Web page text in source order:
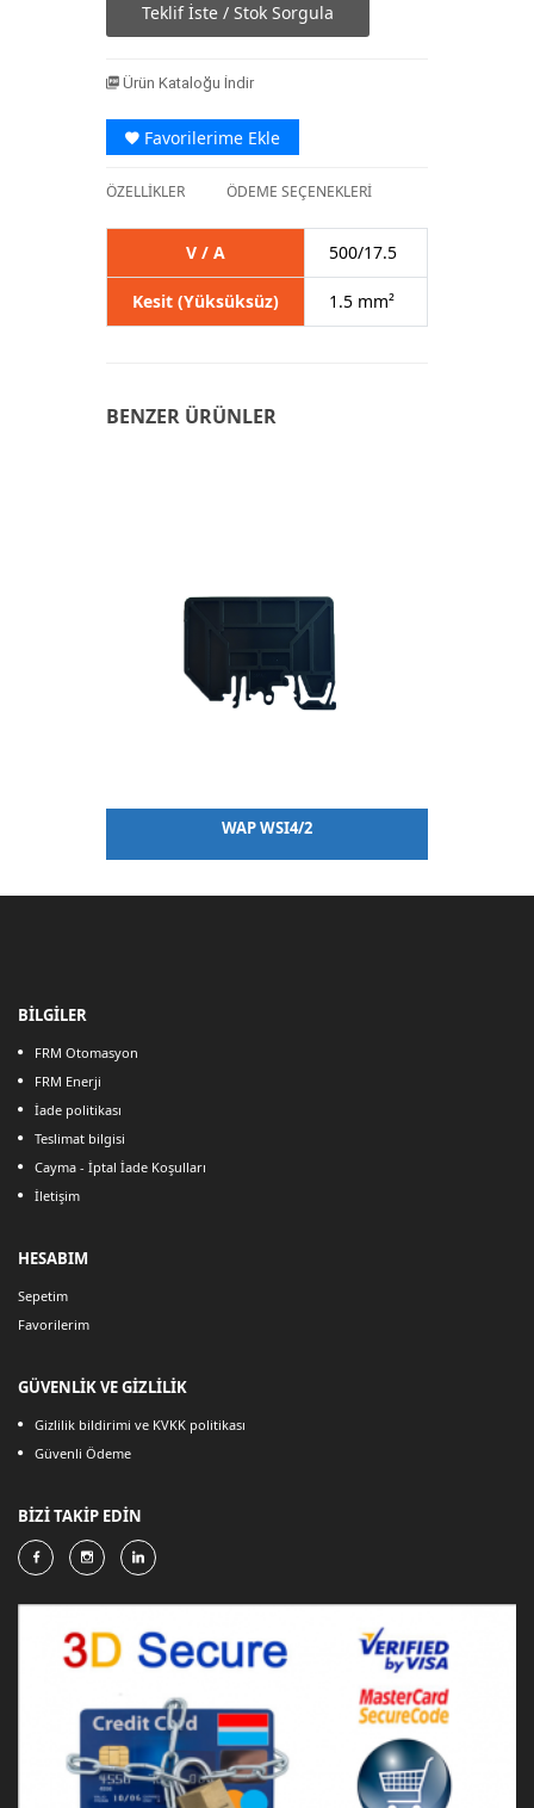
Teklif İste / Stok Sorgula
Ürün Kataloğu İndir
Favorilerime Ekle
ÖZELLİKLER ÖDEME SEÇENEKLERİ
V / A 500/17.5
Kesit (Yüksüksüz) 1.5 mm²
BENZER ÜRÜNLER
WAP WSI4/2
BİLGİLER
FRM Otomasyon
FRM Enerji
İade politikası
Teslimat bilgisi
Cayma - İptal İade Koşulları
İletişim
HESABIM
Sepetim
Favorilerim
GÜVENLİK VE GİZLİLİK
Gizlilik bildirimi ve KVKK politikası
Güvenli Ödeme
BİZİ TAKİP EDİN